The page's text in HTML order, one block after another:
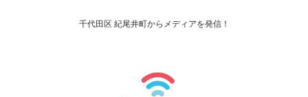
千代田区 紀尾井町からメディアを発信！